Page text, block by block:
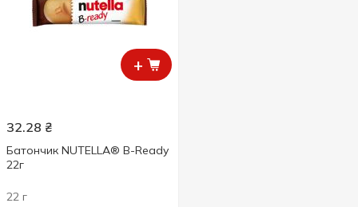
+
32.28 ₴
Батончик NUTELLA® B-Ready
22г
22 г